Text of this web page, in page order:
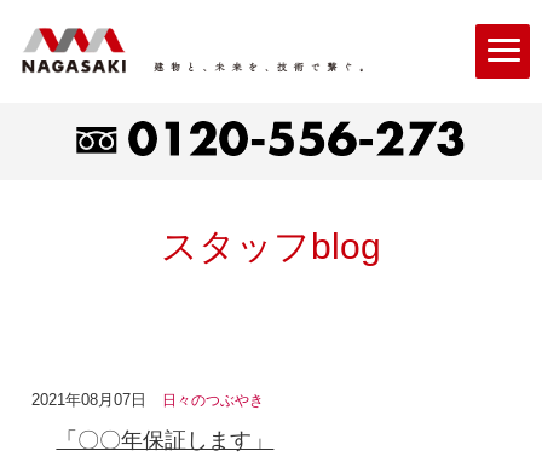
スタッフblog
2021年08月07日 日々のつぶやき
「〇〇年保証します」